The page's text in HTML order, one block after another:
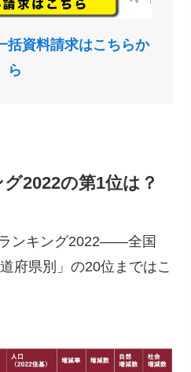
括資料請求はこちらか
ら
2022の第1位は？
ンキング2022――全国
府県別」の20位まではこ